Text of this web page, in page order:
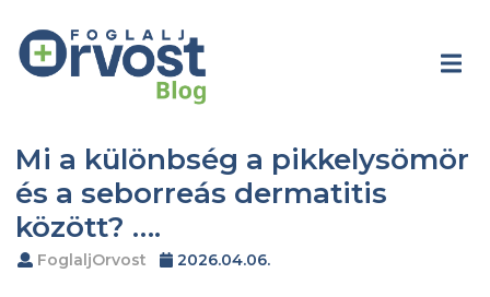
Mi a különbség a pikkelysömör
és a seborreás dermatitis
között? ….
FoglaljOrvost 2026.04.06.